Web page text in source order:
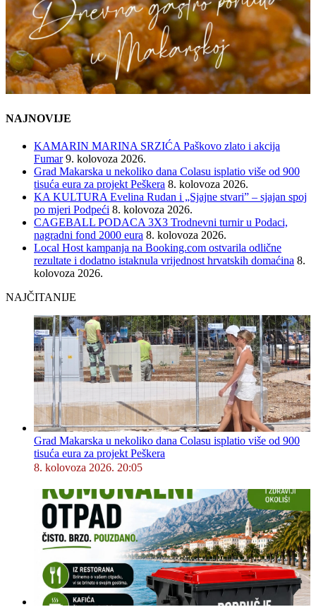
NAJNOVIJE
KAMARIN MARINA SRZIĆA Paškovo zlato i akcija
Fumar 9. kolovoza 2026.
Grad Makarska u nekoliko dana Colasu isplatio više od 900
tisuća eura za projekt Peškera 8. kolovoza 2026.
KA KULTURA Evelina Rudan i „Sjajne stvari” – sjajan spoj
po mjeri Podpeći 8. kolovoza 2026.
CAGEBALL PODACA 3X3 Trodnevni turnir u Podaci,
nagradni fond 2000 eura 8. kolovoza 2026.
Local Host kampanja na Booking.com ostvarila odlične
rezultate i dodatno istaknula vrijednost hrvatskih domaćina 8.
kolovoza 2026.
NAJČITANIJE
Grad Makarska u nekoliko dana Colasu isplatio više od 900
tisuća eura za projekt Peškera
8. kolovoza 2026. 20:05